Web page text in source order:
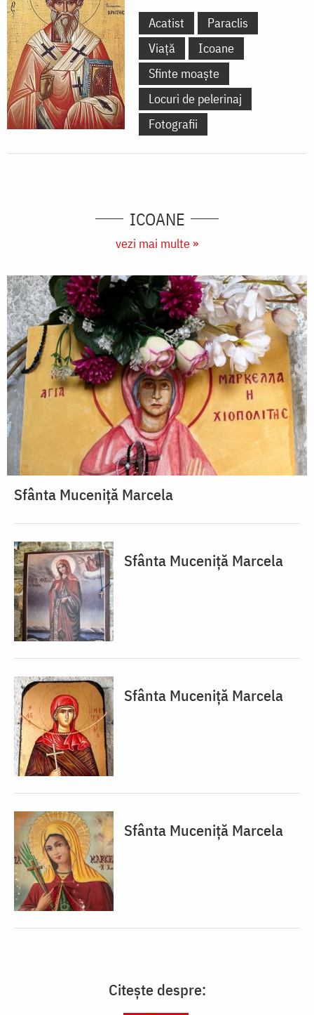
Acatist
Paraclis
Viață
Icoane
Sfinte moaște
Locuri de pelerinaj
Fotografii
ICOANE
vezi mai multe »
Sfânta Muceniță Marcela
Sfânta Muceniță Marcela
Sfânta Muceniță Marcela
Sfânta Muceniță Marcela
Citește despre: